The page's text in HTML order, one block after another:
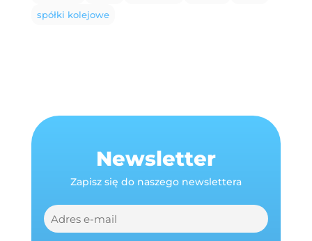
spółki kolejowe
Newsletter
Zapisz się do naszego newslettera